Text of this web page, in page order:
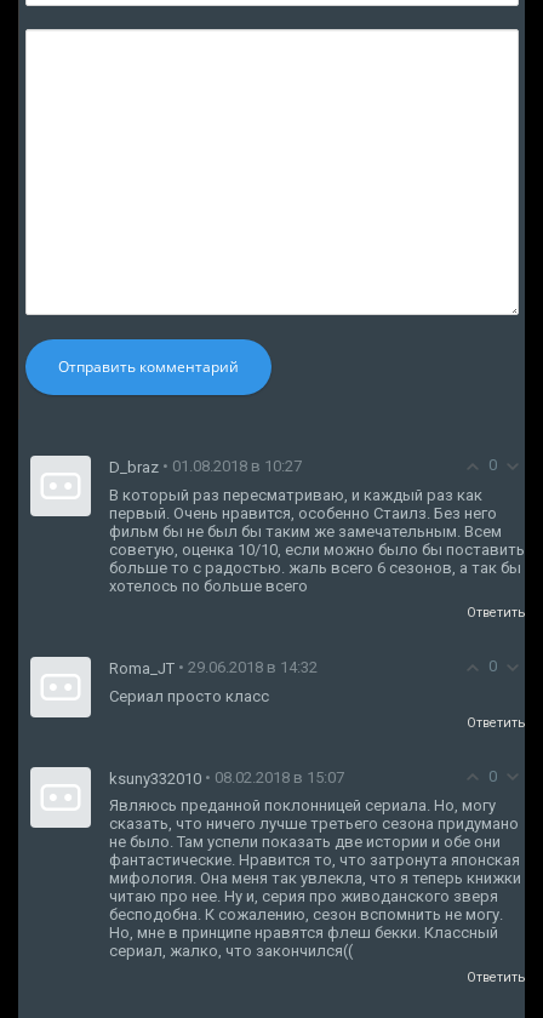
Отправить комментарий
0
D_braz • 01.08.2018 в 10:27
В который раз пересматриваю, и каждый раз как
первый. Очень нравится, особенно Стаилз. Без него
фильм бы не был бы таким же замечательным. Всем
советую, оценка 10/10, если можно было бы поставить
больше то с радостью. жаль всего 6 сезонов, а так бы
хотелось по больше всего
Ответить
0
Roma_JT • 29.06.2018 в 14:32
Сериал просто класс
Ответить
0
ksuny332010 • 08.02.2018 в 15:07
Являюсь преданной поклонницей сериала. Но, могу
сказать, что ничего лучше третьего сезона придумано
не было. Там успели показать две истории и обе они
фантастические. Нравится то, что затронута японская
мифология. Она меня так увлекла, что я теперь книжки
читаю про нее. Ну и, серия про живоданского зверя
бесподобна. К сожалению, сезон вспомнить не могу.
Но, мне в принципе нравятся флеш бекки. Классный
сериал, жалко, что закончился((
Ответить